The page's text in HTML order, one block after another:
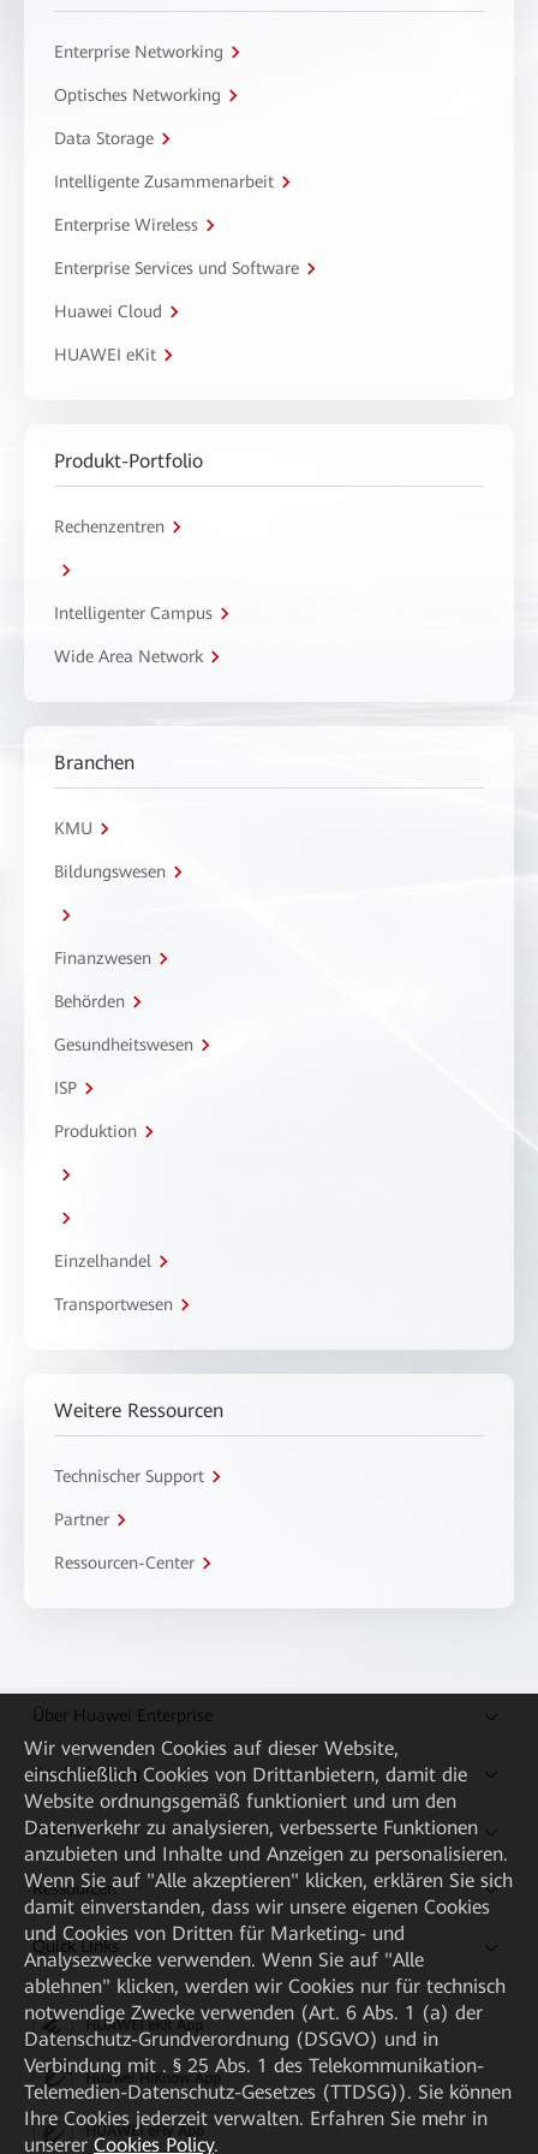
Enterprise Networking
Optisches Networking
Data Storage
Intelligente Zusammenarbeit
Enterprise Wireless
Enterprise Services und Software
Huawei Cloud
HUAWEI eKit
Produkt-Portfolio
Rechenzentren
Intelligenter Campus
Wide Area Network
Branchen
KMU
Bildungswesen
Finanzwesen
Behörden
Gesundheitswesen
ISP
Produktion
Einzelhandel
Transportwesen
Weitere Ressourcen
Technischer Support
Partner
Ressourcen-Center
Über Huawei Enterprise
Kaufanleitung
Partner
Ressourcen
Quick Links
HUAWEI eKit App
Huawei HiKnow App
HUAWEI eFly App
Wir verwenden Cookies auf dieser Website,
einschließlich Cookies von Drittanbietern, damit die
Website ordnungsgemäß funktioniert und um den
Datenverkehr zu analysieren, verbesserte Funktionen
anzubieten und Inhalte und Anzeigen zu personalisieren.
Wenn Sie auf "Alle akzeptieren" klicken, erklären Sie sich
damit einverstanden, dass wir unsere eigenen Cookies
und Cookies von Dritten für Marketing- und
Analysezwecke verwenden. Wenn Sie auf "Alle
ablehnen" klicken, werden wir Cookies nur für technisch
notwendige Zwecke verwenden (Art. 6 Abs. 1 (a) der
Datenschutz-Grundverordnung (DSGVO) und in
Verbindung mit . § 25 Abs. 1 des Telekommunikation-
Telemedien-Datenschutz-Gesetzes (TTDSG)). Sie können
Ihre Cookies jederzeit verwalten. Erfahren Sie mehr in
unserer Cookies Policy.